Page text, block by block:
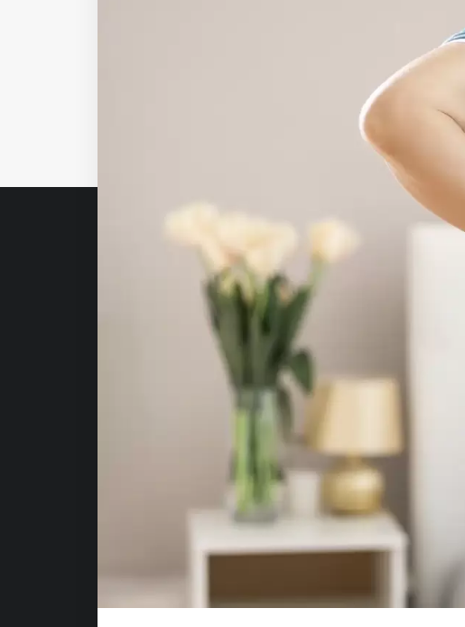
Este website tem caráter informativo e
Segundo recomendação do Conselho